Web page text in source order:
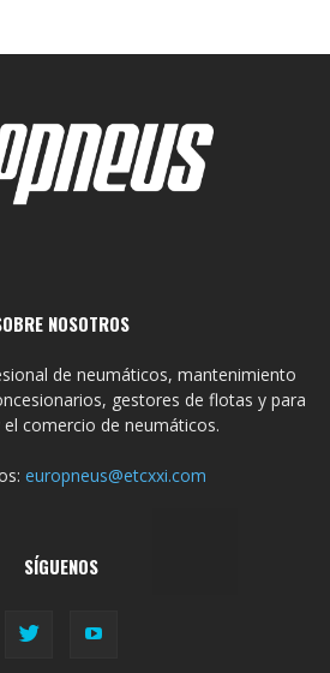
NOSOTROS
de neumáticos, mantenimiento
gestores de flotas y para
comercio de neumáticos.
europneus@etcxxi.com
SÍGUENOS